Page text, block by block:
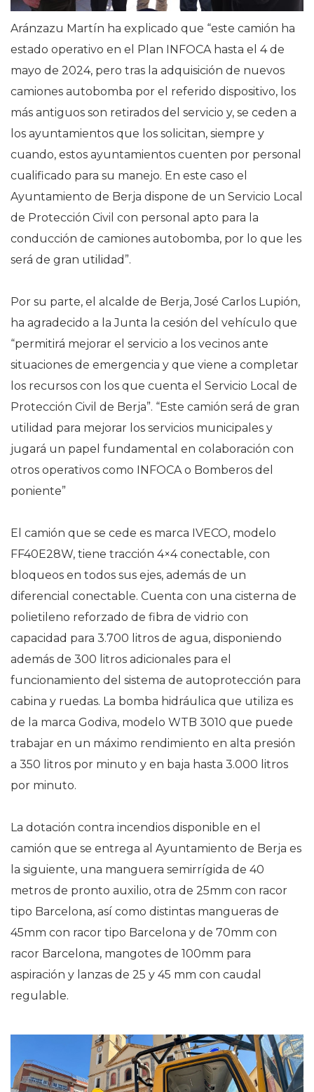
Aránzazu Martín ha explicado que “este camión ha
estado operativo en el Plan INFOCA hasta el 4 de
mayo de 2024, pero tras la adquisición de nuevos
camiones autobomba por el referido dispositivo, los
más antiguos son retirados del servicio y, se ceden a
los ayuntamientos que los solicitan, siempre y
cuando, estos ayuntamientos cuenten por personal
cualificado para su manejo. En este caso el
Ayuntamiento de Berja dispone de un Servicio Local
de Protección Civil con personal apto para la
conducción de camiones autobomba, por lo que les
será de gran utilidad”.
Por su parte, el alcalde de Berja, José Carlos Lupión,
ha agradecido a la Junta la cesión del vehículo que
“permitirá mejorar el servicio a los vecinos ante
situaciones de emergencia y que viene a completar
los recursos con los que cuenta el Servicio Local de
Protección Civil de Berja”. “Este camión será de gran
utilidad para mejorar los servicios municipales y
jugará un papel fundamental en colaboración con
otros operativos como INFOCA o Bomberos del
poniente”
El camión que se cede es marca IVECO, modelo
FF40E28W, tiene tracción 4×4 conectable, con
bloqueos en todos sus ejes, además de un
diferencial conectable. Cuenta con una cisterna de
polietileno reforzado de fibra de vidrio con
capacidad para 3.700 litros de agua, disponiendo
además de 300 litros adicionales para el
funcionamiento del sistema de autoprotección para
cabina y ruedas. La bomba hidráulica que utiliza es
de la marca Godiva, modelo WTB 3010 que puede
trabajar en un máximo rendimiento en alta presión
a 350 litros por minuto y en baja hasta 3.000 litros
por minuto.
La dotación contra incendios disponible en el
camión que se entrega al Ayuntamiento de Berja es
la siguiente, una manguera semirrígida de 40
metros de pronto auxilio, otra de 25mm con racor
tipo Barcelona, así como distintas mangueras de
45mm con racor tipo Barcelona y de 70mm con
racor Barcelona, mangotes de 100mm para
aspiración y lanzas de 25 y 45 mm con caudal
regulable.